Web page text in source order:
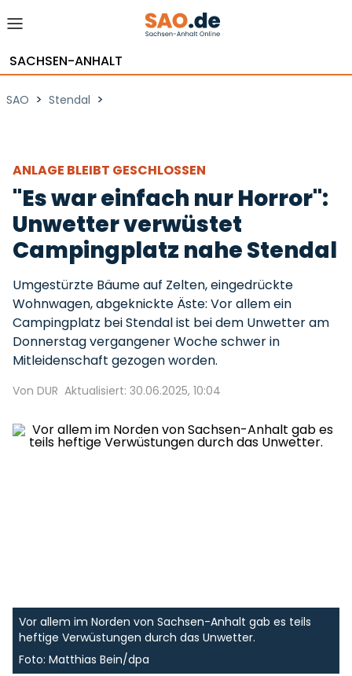
SACHSEN-ANHALT
SAO > Stendal >
ANLAGE BLEIBT GESCHLOSSEN
"Es war einfach nur Horror":
Unwetter verwüstet
Campingplatz nahe Stendal
Umgestürzte Bäume auf Zelten, eingedrückte
Wohnwagen, abgeknickte Äste: Vor allem ein
Campingplatz bei Stendal ist bei dem Unwetter am
Donnerstag vergangener Woche schwer in
Mitleidenschaft gezogen worden.
Von DUR Aktualisiert: 30.06.2025, 10:04
Vor allem im Norden von Sachsen-Anhalt gab es teils
heftige Verwüstungen durch das Unwetter.
Foto: Matthias Bein/dpa